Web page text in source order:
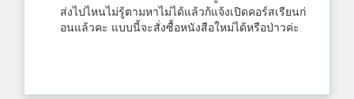
ส่งไปไหนไม่รู้ตามหาไม่ได้แล้วก้แจ้งเปิดคอร์สเรียนก่
อนแล้วคะ แบบนี้จะสั่งซื้อหนังสือใหม่ได้หรือป่าวค่ะ